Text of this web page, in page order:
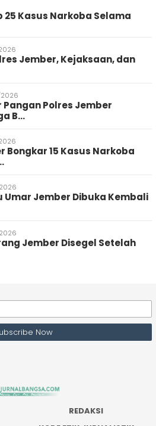
25 Kasus Narkoba Selama
Jember, Kejaksaan, dan
Pangan Polres Jember
B…
Bongkar 15 Kasus Narkoba
Umar Jember Dibuka Kembali
Jember Disegel Setelah
REDAKSI